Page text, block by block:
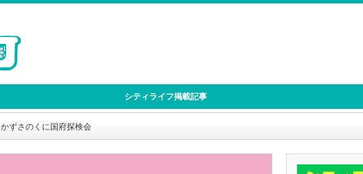
シティライフ掲載記事
かずさのくに国府探検会